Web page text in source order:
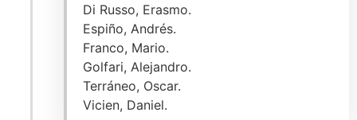
Di Russo, Erasmo.
Espiño, Andrés.
Franco, Mario.
Golfari, Alejandro.
Terráneo, Oscar.
Vicien, Daniel.